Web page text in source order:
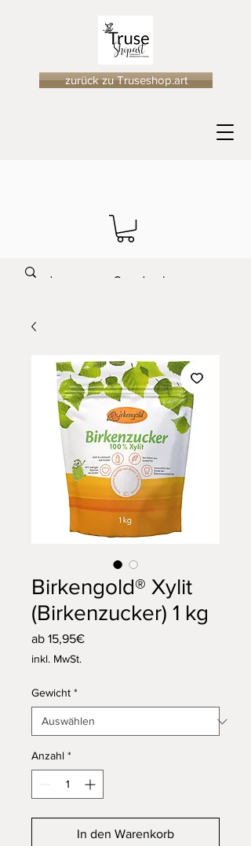
zurück zu Truseshop.art
Birkengold® Xylit
(Birkenzucker) 1 kg
ab 15,95€Sale-
inkl. MwSt.
Gewicht *
Anzahl *
In den Warenkorb